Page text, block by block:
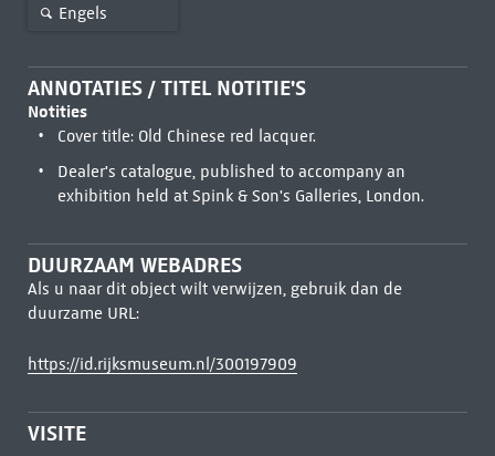
Engels
ANNOTATIES / TITEL NOTITIE'S
Notities
Cover title: Old Chinese red lacquer.
Dealer's catalogue, published to accompany an
exhibition held at Spink & Son's Galleries, London.
DUURZAAM WEBADRES
Als u naar dit object wilt verwijzen, gebruik dan de
duurzame URL:
https://id.rijksmuseum.nl/300197909
VISITE